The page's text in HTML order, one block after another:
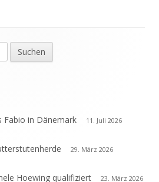
Fabio in Dänemark 11. Juli 2026
29. März 2026
Hoewing qualifiziert 23. März 2026